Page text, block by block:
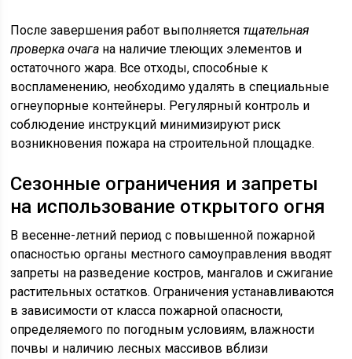
После завершения работ выполняетсятщательная
проверка очага на наличие тлеющих элементов и
остаточного жара. Все отходы, способные к
воспламенению, необходимо удалять в специальные
огнеупорные контейнеры. Регулярный контроль и
соблюдение инструкций минимизируют риск
возникновения пожара на строительной площадке.
Сезонные ограничения и запреты
на использование открытого огня
В весенне-летний период с повышенной пожарной
опасностью органы местного самоуправления вводят
запреты на разведение костров, мангалов и сжигание
растительных остатков. Ограничения устанавливаются
в зависимости от класса пожарной опасности,
определяемого по погодным условиям, влажности
почвы и наличию лесных массивов вблизи